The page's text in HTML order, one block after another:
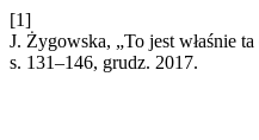
[1]
J. Żygowska, „To jest właśnie
s. 131–146, grudz. 2017.